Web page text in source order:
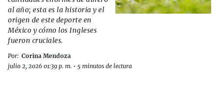
al año; esta es la historia y el
origen de este deporte en
México y cómo los Ingleses
fueron cruciales.
Por: Corina Mendoza
julio 2, 2026 01:39 p. m. • 5 minutos de lectura